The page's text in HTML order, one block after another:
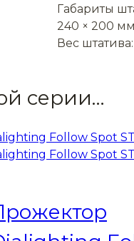
Габариты
240 × 200 мм
Вес
серии…